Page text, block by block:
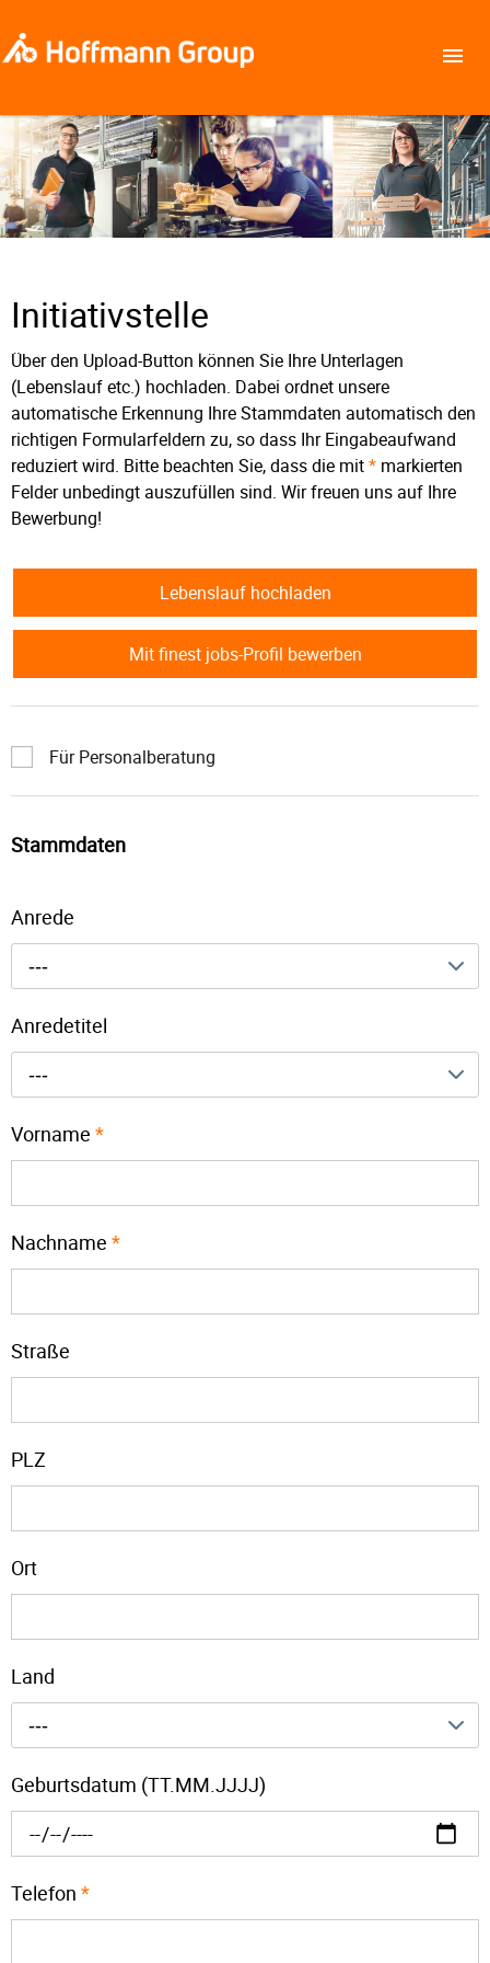
Initiativstelle
Über den Upload-Button können Sie Ihre Unterlagen
(Lebenslauf etc.) hochladen. Dabei ordnet unsere
automatische Erkennung Ihre Stammdaten automatisch den
richtigen Formularfeldern zu, so dass Ihr Eingabeaufwand
reduziert wird. Bitte beachten Sie, dass die mit* markierten
Felder unbedingt auszufüllen sind. Wir freuen uns auf Ihre
Bewerbung!
Lebenslauf hochladen
Mit finest jobs-Profil bewerben
Für Personalberatung
Stammdaten
Anrede
---
Anredetitel
---
Vorname *
Nachname *
Straße
PLZ
Ort
Land
---
Geburtsdatum (TT.MM.JJJJ)
Telefon *